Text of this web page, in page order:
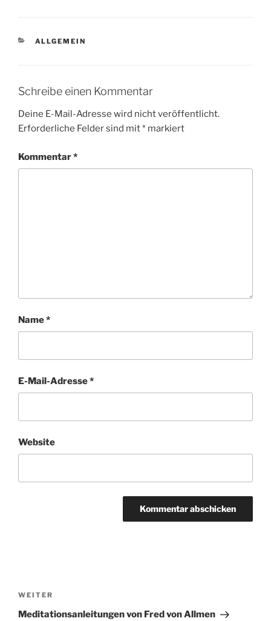
KATEGORIEN
ALLGEMEIN
Schreibe einen Kommentar
Deine E-Mail-Adresse wird nicht veröffentlicht.
Erforderliche Felder sind mit* markiert
Kommentar*
Name*
E-Mail-Adresse*
Website
Nächster
Beitrag
WEITER
Meditationsanleitungen von Fred von Allmen